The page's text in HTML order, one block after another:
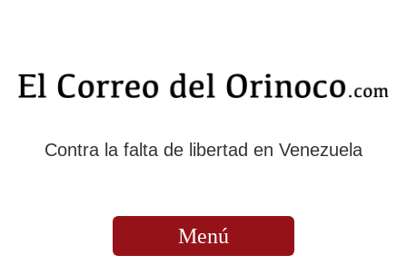
Contra la falta de libertad en Venezuela
Menú